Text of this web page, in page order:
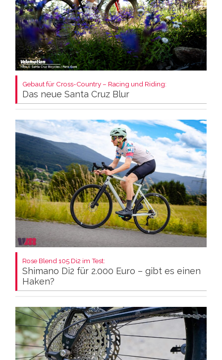
Gebaut für Cross-Country – Racing und Riding:
Das neue Santa Cruz Blur
Rose Blend 105 Di2 im Test:
Shimano Di2 für 2.000 Euro – gibt es einen
Haken?